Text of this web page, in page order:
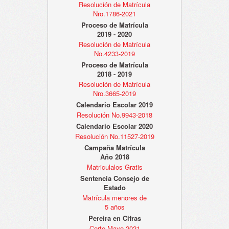
Resolución de Matrícula
Nro.1786-2021
Proceso de Matrícula
2019 - 2020
Resolución de Matrícula
No.4233-2019
Proceso de Matrícula
2018 - 2019
Resolución de Matrícula
Nro.3665-2019
Calendario Escolar 2019
Resolución No.9943-2018
Calendario Escolar 2020
Resolución No.11527-2019
Campaña Matrícula
Año 2018
Matriculalos Gratis
Sentencia Consejo de
Estado
Matrícula menores de
5 años
Pereira en Cifras